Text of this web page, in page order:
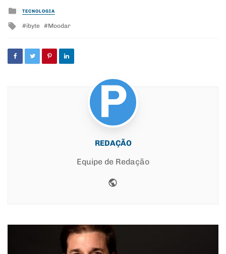
Posted
in
TECNOLOGIA
Tagged
ibyte Moodar
REDAÇÃO
Equipe de Redação